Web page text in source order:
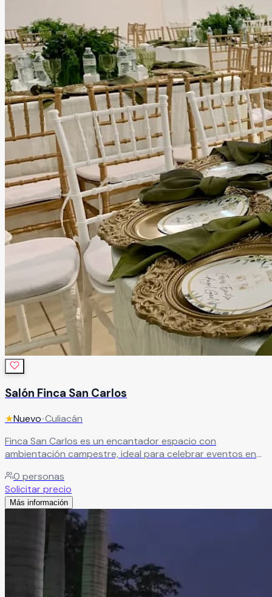
Salón Finca San Carlos
★Nuevo•Culiacán
Finca San Carlos es un encantador espacio con
ambientación campestre, ideal para celebrar eventos en
desconectarse de la rutina y disfrutar de una experiencia
diferente sin salir de la ciudad. Aquí, tanto tú como tus
invitados podrán vivir una celebración única, rodeados de
un ambiente acogedor que hará de cada momento algo
Leer más
0 personas
Solicitar precio
Más información